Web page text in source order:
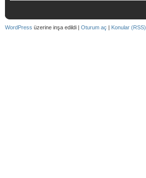
WordPress üzerine inşa edildi | Oturum aç | Konular (RSS)